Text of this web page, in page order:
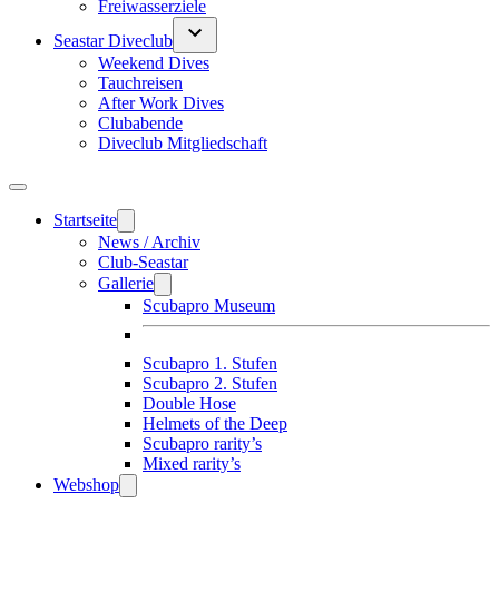
Freiwasserziele
Seastar Diveclub
Weekend Dives
Tauchreisen
After Work Dives
Clubabende
Diveclub Mitgliedschaft
Startseite
News / Archiv
Club-Seastar
Gallerie
Scubapro Museum
Scubapro 1. Stufen
Scubapro 2. Stufen
Double Hose
Helmets of the Deep
Scubapro rarity’s
Mixed rarity’s
Webshop